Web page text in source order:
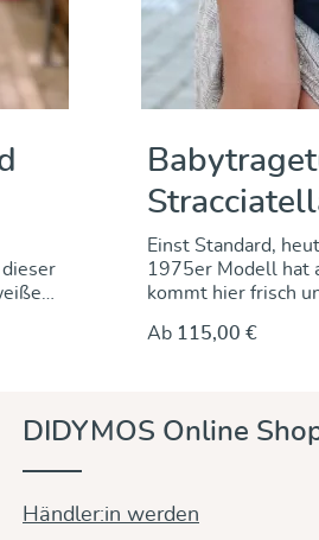
in
Einst Standard,
1975er Modell hat
kommt hier frisch
Hanf. Die weißen
flauschig,
Tragling sitzt
Ab 115,00 €
DIDYMOS Online
Händler:in werden